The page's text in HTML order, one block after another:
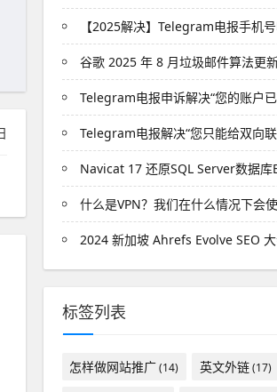
【2025解决】Telegram电报手机号收不到
谷歌 2025 年 8 月垃圾邮件算法更新已
Telegram电报申诉解决“您的账户已被冻结”
Telegram电报解决“您只能给双向联系人发送消
Navicat 17 还原SQL Server数据库
什么是VPN？我们在什么情况下会使
2024 新加坡 Ahrefs Evolve SEO 大会
标签列表
怎样做网站推广(14) 英文外链(17)